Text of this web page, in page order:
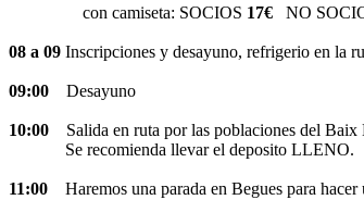
con camiseta: SOCIOS 17€ NO
08 a 09 Inscripciones y desayuno, refrigerio en la
09:00 Desayuno
10:00 Salida en ruta por las poblaciones del
Se recomienda llevar el deposito LLENO.
11:00 Haremos una parada en Begues para